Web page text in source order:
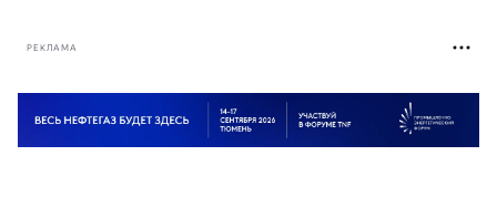
РЕКЛАМА